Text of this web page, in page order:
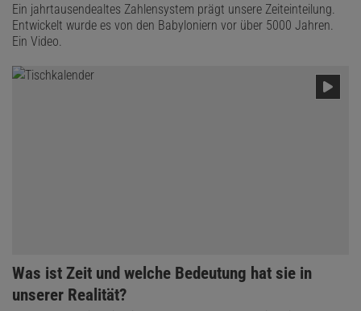
Ein jahrtausendealtes Zahlensystem prägt unsere Zeiteinteilung.
Entwickelt wurde es von den Babyloniern vor über 5000 Jahren.
Ein Video.
Was ist Zeit und welche Bedeutung hat sie in
unserer Realität?